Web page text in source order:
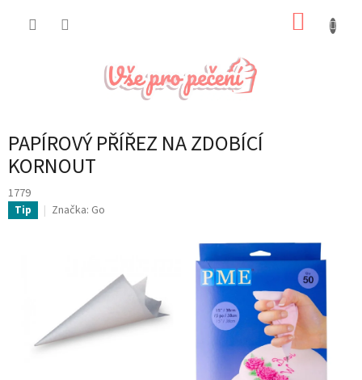
PAPÍROVÝ PŘÍŘEZ NA ZDOBÍCÍ
KORNOUT
1779
Tip Značka: Go